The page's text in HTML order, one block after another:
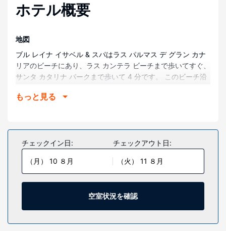
ホテル概要
地図
ブル レイナ イサベル & スパはラス パルマス デ グラン カナ
リアのビーチにあり、ラス カンテラ ビーチまで歩いてすぐ、
サンタ カタリナ パークまで歩いて 4 分です。 このビーチ沿
代美術館まで 0.7 km です。
全部で 225 ある冷房完備の客室には冷蔵庫、ミニバーなどが
備わっており、ゆっくりおくつろぎいただけます。各客室に
は、専用のバルコニーがあります。薄型テレビでデジタルの
番組をご覧いただけるほか、WiFi (無料)などもご利用いただ
けます。シャワーのある専用バスルームには、バスアメニテ
ィ (無料)、ビデが備わっています。
メントをお楽しみいただけるフルサービススパでおくつろぎ
もっと見る
チェックイン日:
（月） 10 ８月
チェックアウト日:
（火） 11 ８月
空室状況を確認